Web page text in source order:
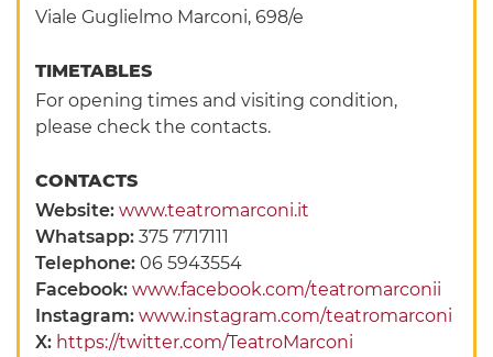
Viale Guglielmo Marconi, 698/e
TIMETABLES
For opening times and visiting condition,
please check the contacts.
CONTACTS
Website:www.teatromarconi.it
Whatsapp:375 7717111
Telephone:06 5943554
Facebook:www.facebook.com/teatromarconii
Instagram:www.instagram.com/teatromarconi
X: https://twitter.com/TeatroMarconi